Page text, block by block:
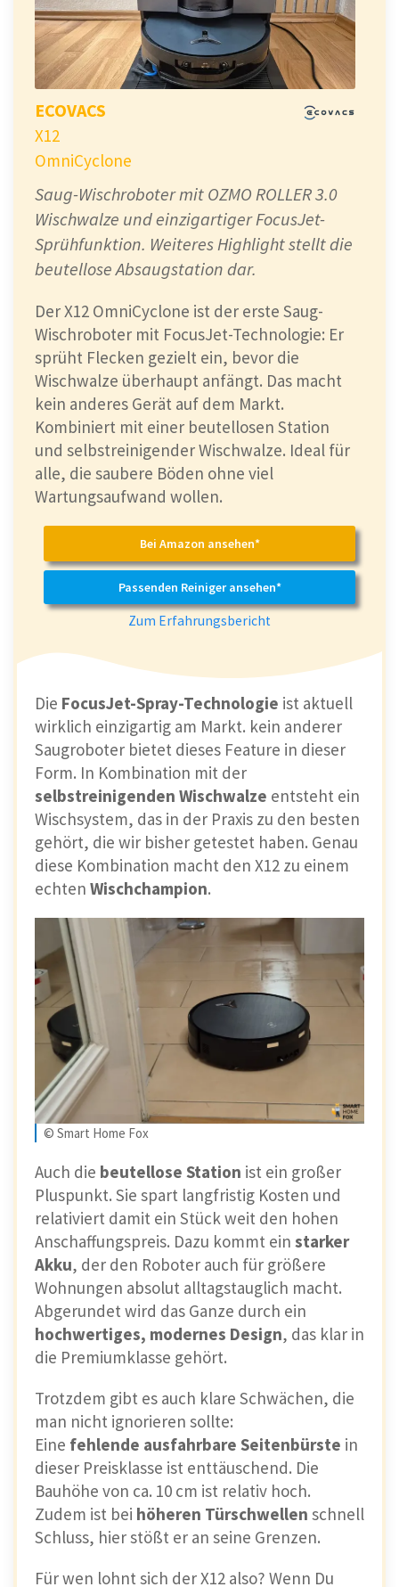
ECOVACS
X12
OmniCyclone
Saug-Wischroboter mit OZMO ROLLER 3.0
Wischwalze und einzigartiger FocusJet-
Sprühfunktion. Weiteres Highlight stellt die
beutellose Absaugstation dar.
Der X12 OmniCyclone ist der erste Saug-
Wischroboter mit FocusJet-Technologie: Er
sprüht Flecken gezielt ein, bevor die
Wischwalze überhaupt anfängt. Das macht
kein anderes Gerät auf dem Markt.
Kombiniert mit einer beutellosen Station
und selbstreinigender Wischwalze. Ideal für
alle, die saubere Böden ohne viel
Wartungsaufwand wollen.
Bei Amazon ansehen*
Passenden Reiniger ansehen*
Zum Erfahrungsbericht
Die FocusJet-Spray-Technologie ist aktuell
wirklich einzigartig am Markt. kein anderer
Saugroboter bietet dieses Feature in dieser
Form. In Kombination mit der
selbstreinigenden Wischwalze entsteht ein
Wischsystem, das in der Praxis zu den besten
gehört, die wir bisher getestet haben. Genau
diese Kombination macht den X12 zu einem
echten Wischchampion.
© Smart Home Fox
Auch die beutellose Station ist ein großer
Pluspunkt. Sie spart langfristig Kosten und
relativiert damit ein Stück weit den hohen
Anschaffungspreis. Dazu kommt ein starker
Akku, der den Roboter auch für größere
Wohnungen absolut alltagstauglich macht.
Abgerundet wird das Ganze durch ein
hochwertiges, modernes Design, das klar in
die Premiumklasse gehört.
Trotzdem gibt es auch klare Schwächen, die
man nicht ignorieren sollte:
Eine fehlende ausfahrbare Seitenbürste in
dieser Preisklasse ist enttäuschend. Die
Bauhöhe von ca. 10 cm ist relativ hoch.
Zudem ist bei höheren Türschwellen schnell
Schluss, hier stößt er an seine Grenzen.
Für wen lohnt sich der X12 also? Wenn Du